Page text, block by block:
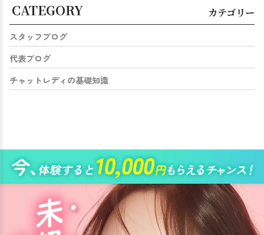
CATEGORY カテゴリー
スタッフブログ
代表ブログ
チャットレディの基礎知識